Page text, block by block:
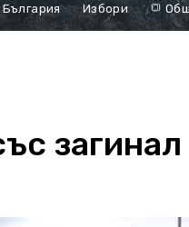
България Избори